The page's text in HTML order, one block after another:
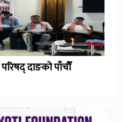
दाङको पाँचौँ